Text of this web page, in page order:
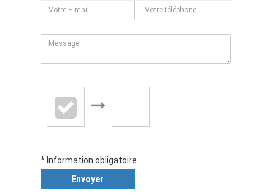
* Information obligatoire
Envoyer